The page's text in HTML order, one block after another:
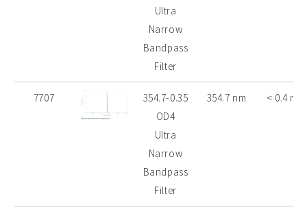
Ultra
Narrow
Bandpass
Filter
7707
354.7-0.35
OD4
Ultra
Narrow
Bandpass
Filter
354.7 nm < 0.4